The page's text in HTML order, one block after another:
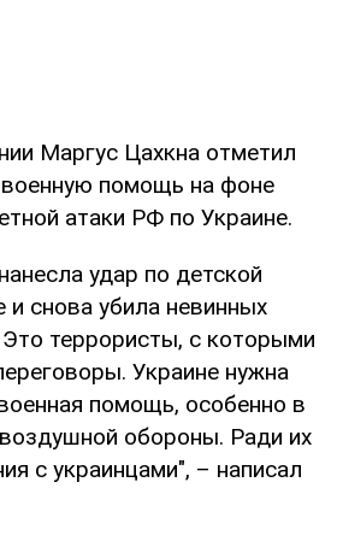
Маргус Цахкна отметил
помощь на фоне
атаки РФ по Украине.
удар по детской
и снова убила невинных
террористы, с которыми
Украине нужна
помощь, особенно в
обороны. Ради их
с украинцами", – написал